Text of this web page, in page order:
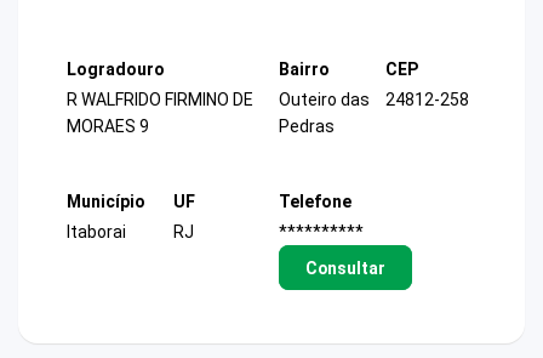
Logradouro
R WALFRIDO FIRMINO DE
MORAES 9
Bairro
Outeiro das
Pedras
CEP
24812-258
Município
Itaborai
UF
RJ
Telefone
**********
Consultar